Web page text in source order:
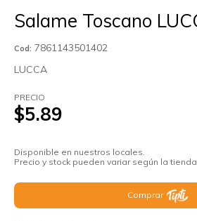
Salame Toscano
Cod: 7861143501402
LUCCA
PRECIO
$5.89
Disponible en nuestros locales.
Precio y stock pueden variar según la
Comprar